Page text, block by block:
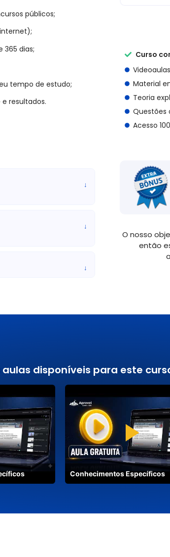
Prática para Zelador de
organização do espaço
de Natal.
e elétrica), realizar
Executar tarefas de
do primeiro grau).
responsável pelo
a escrituração escolar,
Manter atualizados os
em sistemas de
e 3 para pessoas com
de Natal.
públicos;
365 dias;
tempo de estudo;
resultados.
↓
↓
↓
Curso
Material
Teoria
Acesso
O nosso
então
disponíveis para este
Conhecimentos Específicos